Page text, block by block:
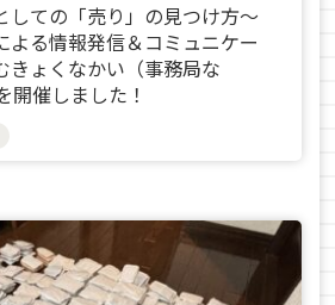
しての「売り」の見つけ方～
よる情報発信＆コミュニケー
きょくなかい（事務局な
開催しました！